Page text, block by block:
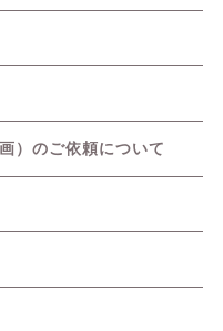
）のご依頼について